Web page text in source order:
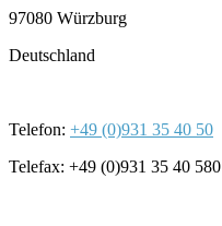
97080 Würzburg
Deutschland
Telefon: +49 (0)931 35 40 50
Telefax: +49 (0)931 35 40 580